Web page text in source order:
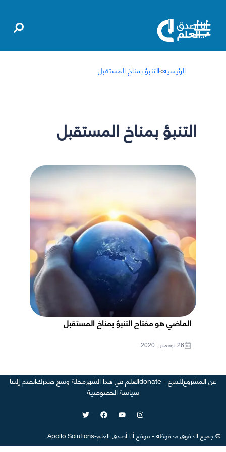
الرئيسية>التنبؤ بمناخ المستقبل
التنبؤ بمناخ المستقبل
الماضي هو مفتاح التنبؤ بمناخ المستقبل
26 نوفمبر ، 2020
عن المشروعللتبرع - donate العلم في هذا الشهرمجلة وسع صدركانضم إلينا
سياسة الخصوصية
©جميع الحقوق محفوظة-موقع أنا أصدق العلم-
Apollo Solutions